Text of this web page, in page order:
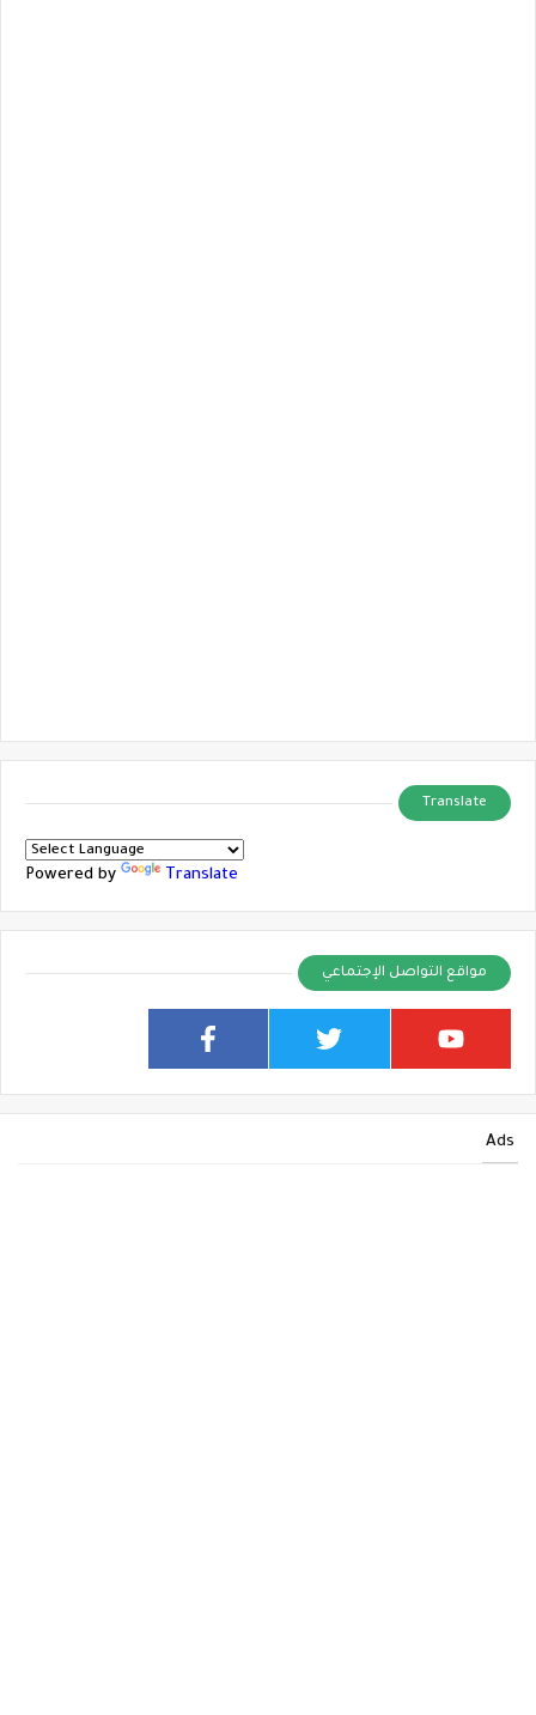
Translate
Powered by Translate
مواقع التواصل الإجتماعي
Ads